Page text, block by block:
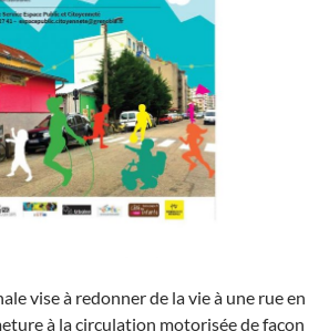
vise à redonner de la vie à une rue en
à la circulation motorisée de façon